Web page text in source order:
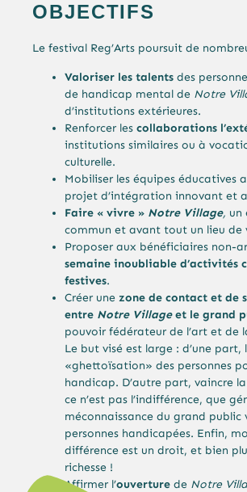
OBJECTIFS
Le festival Reg’Arts poursuit de
Valoriser les talents des
de handicap mental de Notre
d’institutions extérieures.
Renforcer les collaborations
institutions similaires ou à
culturelle.
Mobiliser les équipes éducatives
projet d’intégration innovant et
Faire « vivre » Notre Village, un
commun et avant tout un lieu de
Proposer aux bénéficiaires non-
semaine inoubliable d’activités
festives.
Créer une zone de contact et de
entre Notre Villageet le grand
pouvoir fédérateur de l’art et de
Le but visé est large : d’une
«ghettoïsation» des personnes
handicap. D’autre part, vaincre
ce n’est pas l’indifférence, que
méconnaissance du grand public
personnes handicapées. Enfin,
différence est un droit, et bien
richesse !
Affirmer l’ouverture de Notre